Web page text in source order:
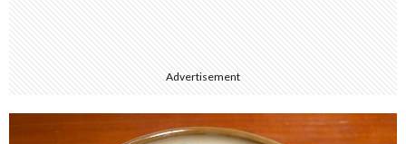
Advertisement